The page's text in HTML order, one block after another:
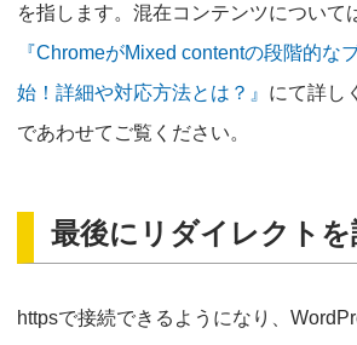
を指します。混在コンテンツについて
『ChromeがMixed contentの段階的な
始！詳細や対応方法とは？』 にて詳し
であわせてご覧ください。
最後にリダイレクトを
httpsで接続できるようになり、